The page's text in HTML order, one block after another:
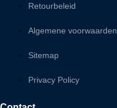
Retourbeleid
Algemene voorwaarden
Sitemap
Privacy Policy